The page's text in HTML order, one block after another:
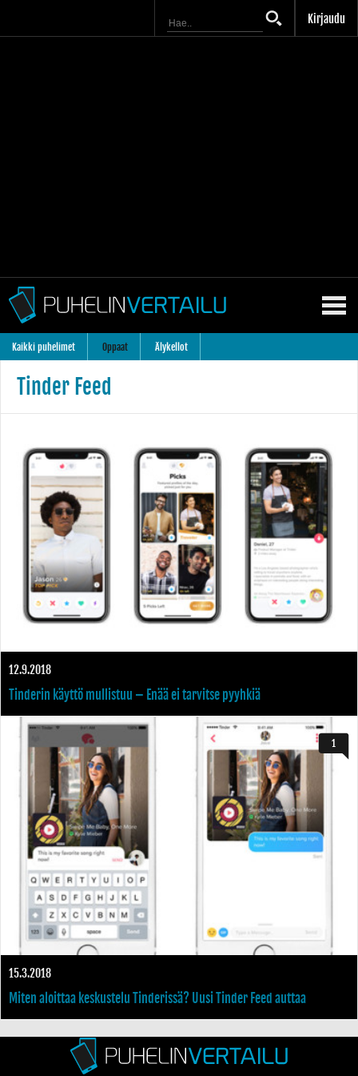
Kirjaudu
Kaikki puhelimet Oppaat Älykellot
Tinder Feed
12.9.2018
Tinderin käyttö mullistuu – Enää ei tarvitse pyyhkiä
1
15.3.2018
Miten aloittaa keskustelu Tinderissä? Uusi Tinder Feed auttaa